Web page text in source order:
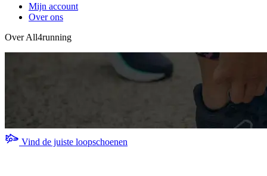
Mijn account
Over ons
Over All4running
Vind de juiste loopschoenen